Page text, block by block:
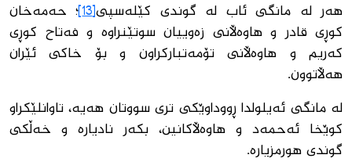
هەر لە مانگی ئاب لە گوندی كێلەسپی[13]
؛ حەمەخان
كوڕی قادر و هاوەڵانی زەوییان سوتێنراوە و فەتاح كوڕی
كەریم و هاوەڵانی تۆمەتباركراون و بۆ خاكی ئێران
هەڵاتوون.
لە مانگی ئەیلولدا ڕووداوێكی تری سووتان هەیە، تاوانلێكراو
كوێخا ئەحمەد و هاوەڵاكانین، بكەر نادیارە و خەڵكی
گوندی هورمزیارە.